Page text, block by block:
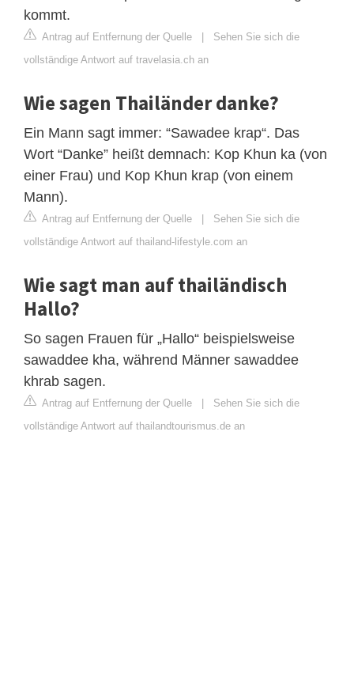
kommt.
Antrag auf Entfernung der Quelle | Sehen Sie sich die
vollständige Antwort auf travelasia.ch an
Wie sagen Thailänder danke?
Ein Mann sagt immer: “Sawadee krap“. Das
Wort “Danke” heißt demnach: Kop Khun ka (von
einer Frau) und Kop Khun krap (von einem
Mann).
Antrag auf Entfernung der Quelle | Sehen Sie sich die
vollständige Antwort auf thailand-lifestyle.com an
Wie sagt man auf thailändisch
Hallo?
So sagen Frauen für „Hallo“ beispielsweise
sawaddee kha, während Männer sawaddee
khrab sagen.
Antrag auf Entfernung der Quelle | Sehen Sie sich die
vollständige Antwort auf thailandtourismus.de an